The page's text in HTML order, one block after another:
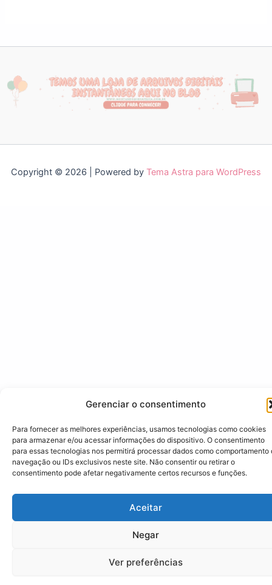
Gerenciar o consentimento
Para fornecer as melhores experiências, usamos tecnologias como cookies
para armazenar e/ou acessar informações do dispositivo. O consentimento
para essas tecnologias nos permitirá processar dados como comportamento
navegação ou IDs exclusivos neste site. Não consentir ou retirar o
consentimento pode afetar negativamente certos recursos e funções.
Aceitar
Negar
Ver preferências
Copyright © 2026 | Powered by Tema Astra para WordPress